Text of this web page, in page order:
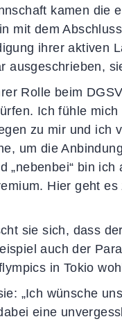
kamen die
mit dem
ihrer aktiven
ausgeschrieben,
Rolle beim
Ich fühle
zu mir und ich
um die
„nebenbei“ bin
Hier geht
sie sich, dass
auch der
in Tokio
„Ich wünsche
eine